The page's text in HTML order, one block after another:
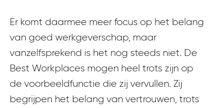
Er komt daarmee meer focus op het belang
van goed werkgeverschap, maar
vanzelfsprekend is het nog steeds niet. De
Best Workplaces mogen heel trots zijn op
de voorbeeldfunctie die zij vervullen. Zij
begrijpen het belang van vertrouwen, trots